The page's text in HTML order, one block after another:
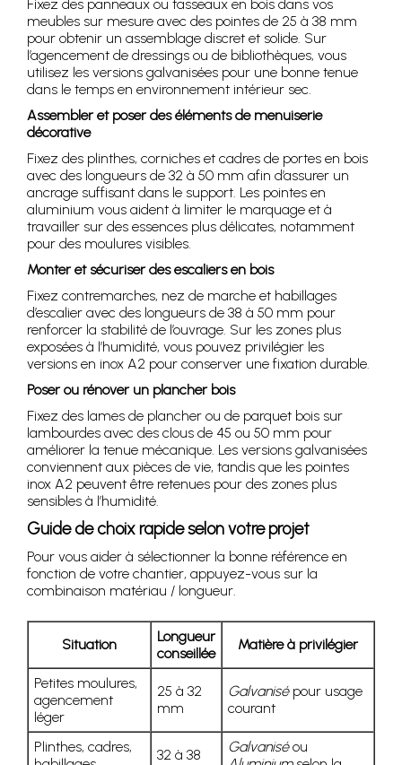
Fixez des panneaux ou tasseaux en bois dans vos
meubles sur mesure avec des pointes de 25 à 38 mm
pour obtenir un assemblage discret et solide. Sur
l’agencement de dressings ou de bibliothèques, vous
utilisez les versions galvanisées pour une bonne tenue
dans le temps en environnement intérieur sec.
Assembler et poser des éléments de menuiserie
décorative
Fixez des plinthes, corniches et cadres de portes en bois
avec des longueurs de 32 à 50 mm afin d’assurer un
ancrage suffisant dans le support. Les pointes en
aluminium vous aident à limiter le marquage et à
travailler sur des essences plus délicates, notamment
pour des moulures visibles.
Monter et sécuriser des escaliers en bois
Fixez contremarches, nez de marche et habillages
d’escalier avec des longueurs de 38 à 50 mm pour
renforcer la stabilité de l’ouvrage. Sur les zones plus
exposées à l’humidité, vous pouvez privilégier les
versions en inox A2 pour conserver une fixation durable.
Poser ou rénover un plancher bois
Fixez des lames de plancher ou de parquet bois sur
lambourdes avec des clous de 45 ou 50 mm pour
améliorer la tenue mécanique. Les versions galvanisées
conviennent aux pièces de vie, tandis que les pointes
inox A2 peuvent être retenues pour des zones plus
sensibles à l’humidité.
Guide de choix rapide selon votre projet
Pour vous aider à sélectionner la bonne référence en
fonction de votre chantier, appuyez-vous sur la
combinaison matériau / longueur.
Situation
Longueur
conseillée
Matière à privilégier
Petites moulures,
agencement
léger
25 à 32
mm
Galvanisépour usage
courant
Plinthes, cadres,
32 à 38
Galvaniséou